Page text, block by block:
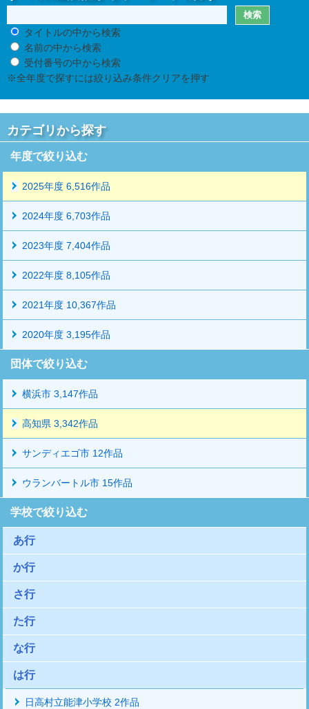
タイトルの中から検索
名前の中から検索
受付番号の中から検索
※全年度で探すには絞り込み条件クリアを押す
カテゴリから探す
年度で絞り込む
2025年度 6,516作品
2024年度 6,703作品
2023年度 7,404作品
2022年度 8,105作品
2021年度 10,367作品
2020年度 3,195作品
団体で絞り込む
横浜市 3,147作品
高知県 3,342作品
サンディエゴ市 12作品
ウランバートル市 15作品
学校で絞り込む
あ行
か行
さ行
た行
な行
は行
日高村立能津小学校 2作品